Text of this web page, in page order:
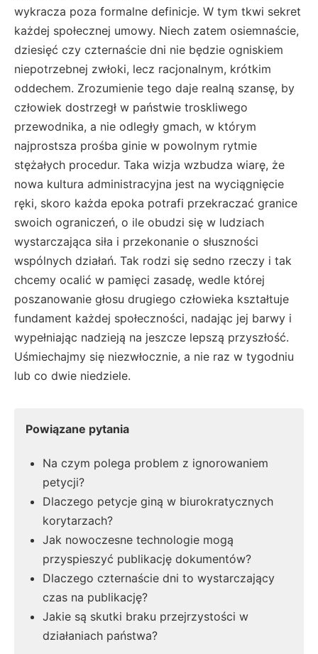
wykracza poza formalne definicje. W tym tkwi sekret
każdej społecznej umowy. Niech zatem osiemnaście,
dziesięć czy czternaście dni nie będzie ogniskiem
niepotrzebnej zwłoki, lecz racjonalnym, krótkim
oddechem. Zrozumienie tego daje realną szansę, by
człowiek dostrzegł w państwie troskliwego
przewodnika, a nie odległy gmach, w którym
najprostsza prośba ginie w powolnym rytmie
stężałych procedur. Taka wizja wzbudza wiarę, że
nowa kultura administracyjna jest na wyciągnięcie
ręki, skoro każda epoka potrafi przekraczać granice
swoich ograniczeń, o ile obudzi się w ludziach
wystarczająca siła i przekonanie o słuszności
wspólnych działań. Tak rodzi się sedno rzeczy i tak
chcemy ocalić w pamięci zasadę, wedle której
poszanowanie głosu drugiego człowieka kształtuje
fundament każdej społeczności, nadając jej barwy i
wypełniając nadzieją na jeszcze lepszą przyszłość.
Uśmiechajmy się niezwłocznie, a nie raz w tygodniu
lub co dwie niedziele.
Powiązane pytania
Na czym polega problem z ignorowaniem
petycji?
Dlaczego petycje giną w biurokratycznych
korytarzach?
Jak nowoczesne technologie mogą
przyspieszyć publikację dokumentów?
Dlaczego czternaście dni to wystarczający
czas na publikację?
Jakie są skutki braku przejrzystości w
działaniach państwa?